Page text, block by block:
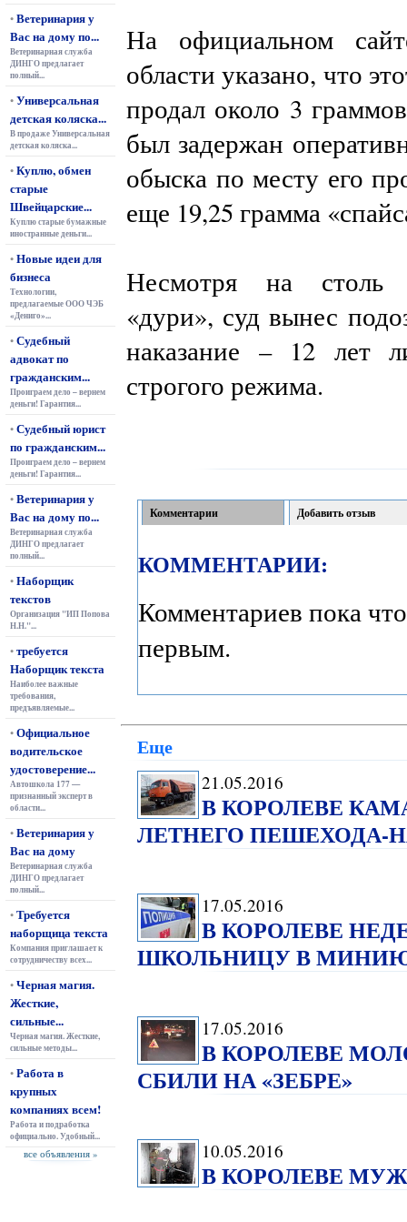
•Ветеринария у
Вас на дому по...
Ветеринарная служба
ДИНГО предлагает
полный...
•Универсальная
детская коляска...
В продаже Универсальная
детская коляска...
•Куплю, обмен
старые
Швейцарские...
Куплю старые бумажные
иностранные деньги...
•Новые идеи для
бизнеса
Технологии,
предлагаемые ООО ЧЭБ
«Дениго»...
•Судебный
адвокат по
гражданским...
Проиграем дело – вернем
деньги! Гарантия...
•Судебный юрист
по гражданским...
Проиграем дело – вернем
деньги! Гарантия...
•Ветеринария у
Вас на дому по...
Ветеринарная служба
ДИНГО предлагает
полный...
•Наборщик
текстов
Организация "ИП Попова
Н.Н."...
•требуется
Наборщик текста
Наиболее важные
требования,
предъявляемые...
•Официальное
водительское
удостоверение...
Автошкола 177 —
признанный эксперт в
области...
•Ветеринария у
Вас на дому
Ветеринарная служба
ДИНГО предлагает
полный...
•Требуется
наборщица текста
Компания приглашает к
сотрудничеству всех...
•Черная магия.
Жесткие,
сильные...
Черная магия. Жесткие,
сильные методы...
•Работа в
крупных
компаниях всем!
Работа и подработка
официально. Удобный...
все объявления »
На официальном
области указано, что
продал около 3
был задержан
обыска по месту его
еще 19,25 грамма
Несмотря на столь
«дури», суд вынес
наказание – 12 лет
строгого режима.
Комментарии Добавить отзыв
КОММЕНТАРИИ:
Комментариев пока
первым.
Еще
21.05.2016
В КОРОЛЕВЕ
ЛЕТНЕГО ПЕШЕХОДА-
17.05.2016
В КОРОЛЕВЕ
ШКОЛЬНИЦУ В
17.05.2016
В КОРОЛЕВЕ
СБИЛИ НА «ЗЕБРЕ»
10.05.2016
В КОРОЛЕВЕ